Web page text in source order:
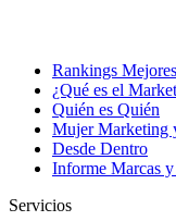
Rankings
¿Qué es el
Quién es Quién
Mujer Marketing
Desde Dentro
Informe Marcas
Servicios